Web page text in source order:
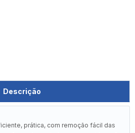
Descrição
prática, com remoção fácil das